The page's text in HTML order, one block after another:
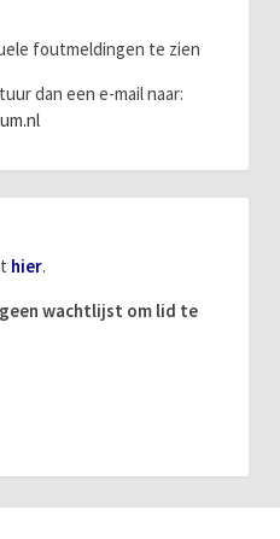
foutmeldingen te zien
dan een e-mail naar:
hier.
geen wachtlijst om lid te